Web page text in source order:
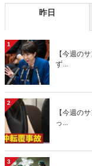
昨日
1
【今週の
ず...
2
【今週の
っ...
3